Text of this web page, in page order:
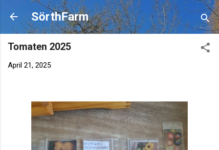
Skip to main content
SörthFarm
Tomaten 2025
April 21, 2025